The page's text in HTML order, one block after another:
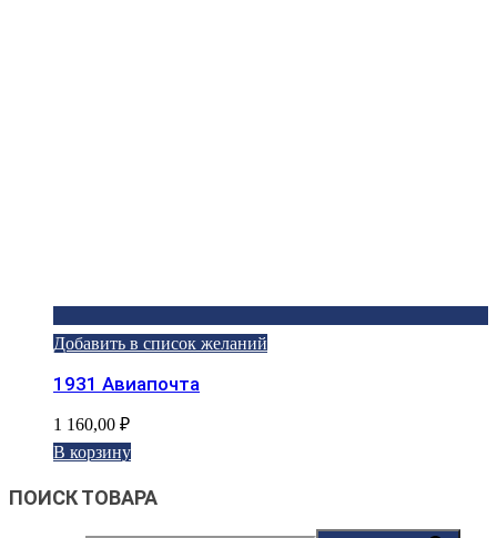
Добавить в список желаний
1931 Авиапочта
1 160,00 ₽
В корзину
ПОИСК ТОВАРА